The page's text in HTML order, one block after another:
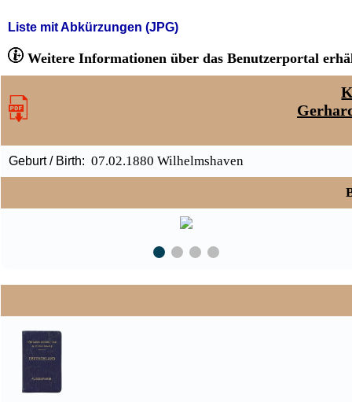
Liste mit Abkürzungen (JPG)
Weitere Informationen über das Benutzerportal
Geburt / Birth: 07.02.1880 Wilhelmshaven